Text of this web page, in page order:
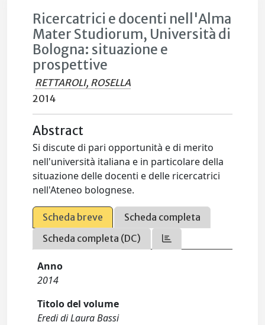
Ricercatrici e docenti nell'Alma
Mater Studiorum, Università di
Bologna: situazione e
prospettive
RETTAROLI, ROSELLA
2014
Abstract
Si discute di pari opportunità e di merito
nell'università italiana e in particolare della
situazione delle docenti e delle ricercatrici
nell'Ateneo bolognese.
Scheda breve
Scheda completa
Scheda completa (DC)
Anno
2014
Titolo del volume
Eredi di Laura Bassi